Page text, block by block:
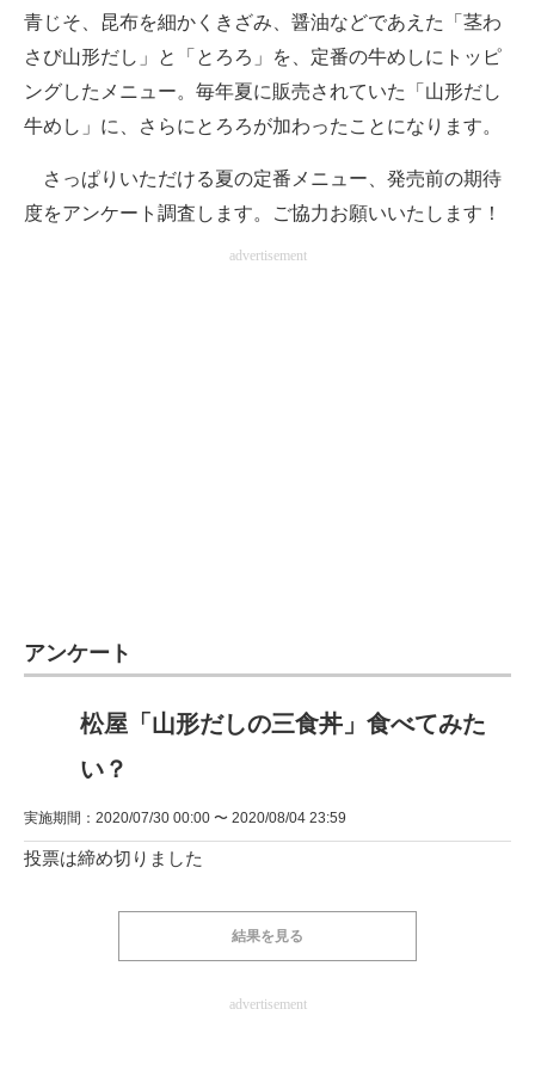
電子設計の基本と応用
エネルギーの専門メディア
建設×テクノロジーの最前線
ちょっと気になるネットの話題
青じそ、昆布を細かくきざみ、醤油などであえた「茎わ
さび山形だし」と「とろろ」を、定番の牛めしにトッピ
ングしたメニュー。毎年夏に販売されていた「山形だし
牛めし」に、さらにとろろが加わったことになります。
さっぱりいただける夏の定番メニュー、発売前の期待
度をアンケート調査します。ご協力お願いいたします！
advertisement
アンケート
松屋「山形だしの三食丼」食べてみた
い？
実施期間：2020/07/30 00:00 〜 2020/08/04 23:59
投票は締め切りました
結果を見る
advertisement